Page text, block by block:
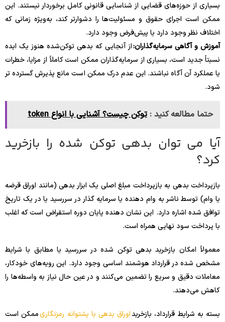
بسیاری از حوزه‌های قضایی از شناسایی قانونی کامل برخوردار نیستند. این
ممکن است اجرای حقوق و مسئولیت‌ها را دشوارتر کند، به‌ویژه زمانی که
اختلاف نظر وجود دارد یا پیش‌فرض وجود دارد.
آموزش و آگاهی سرمایه‌گذاران:از آنجایی که بدهی توکن‌شده هنوز یک ایده
نسبتاً جدید است، بسیاری از سرمایه‌گذاران ممکن است کاملاً از مزایا، خطرات
یا عملکرد آن آگاه نباشند. این عدم درک ممکن است مانع پذیرش گسترده تر
شود.
حتما مطالعه کنید : توکن چیست؟ آشنایی با انواع token
آیا می توان بدهی توکن شده را بازخرید
کرد؟
بازپرداخت بدهی به بازپرداخت مبلغ اصلی یک ابزار بدهی (مانند اوراق قرضه
یا وام) توسط ناشر به وام دهنده یا سرمایه گذار در سررسید یا در یک تاریخ
توافق شده اشاره دارد. این نشان دهنده پایان دوره استقراض است که اغلب
با پرداخت سود نهایی همراه است.
معمولاً امکان بازخرید بدهی توکن شده در سررسید یا مطابق با شرایط
مشخص شده در قرارداد هوشمند اساسی وجود دارد. این رویه‌های خودکار،
معاملات دقیق و سریع را تضمین می‌کنند و در عین حال نیاز به واسطه‌ها را
کاهش می‌دهند.
بسته به شرایط قرارداد، بازخریداوراق بدهی با پشتوانه رمزنگاریممکن است